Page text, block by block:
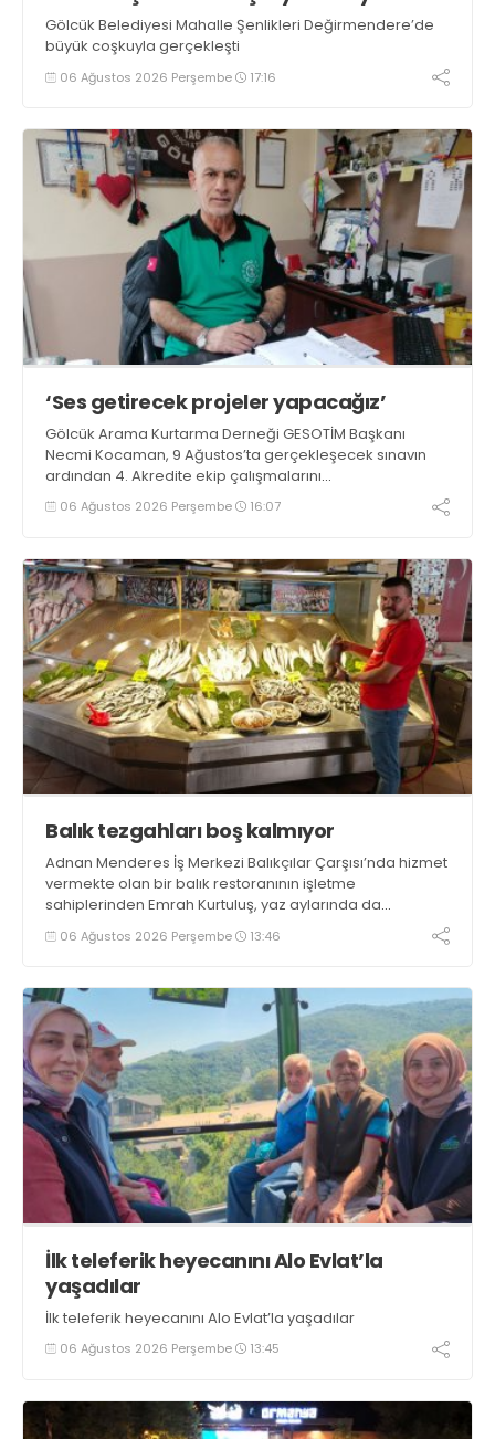
Gölcük Belediyesi Mahalle Şenlikleri Değirmendere’de
büyük coşkuyla gerçekleşti
06 Ağustos 2026 Perşembe 17:16
‘Ses getirecek projeler yapacağız’
Gölcük Arama Kurtarma Derneği GESOTİM Başkanı
Necmi Kocaman, 9 Ağustos’ta gerçekleşecek sınavın
ardından 4. Akredite ekip çalışmalarını
tamamlayacaklarını ifade ederek açıklamalarda
bulundu. Kocaman, “Gölcük’te ve Kocaeli genelinde ses
06 Ağustos 2026 Perşembe 16:07
Balık tezgahları boş kalmıyor
Adnan Menderes İş Merkezi Balıkçılar Çarşısı’nda hizmet
vermekte olan bir balık restoranının işletme
sahiplerinden Emrah Kurtuluş, yaz aylarında da
tezgahlarda taze balık bulunduğunu ifade ederek “Yıl
boyunca tezgahlarda taze balık bulmak mümkün
06 Ağustos 2026 Perşembe 13:46
İlk teleferik heyecanını Alo Evlat’la
yaşadılar
İlk teleferik heyecanını Alo Evlat’la yaşadılar
06 Ağustos 2026 Perşembe 13:45